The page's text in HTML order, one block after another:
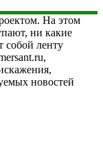
На этом
ни какие
собой ленту
новостей